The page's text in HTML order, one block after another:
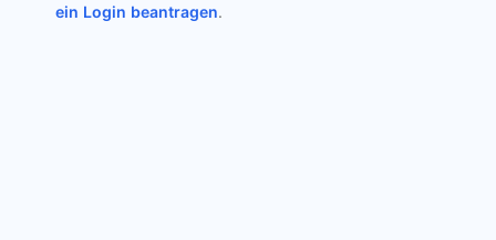
ein Login beantragen.